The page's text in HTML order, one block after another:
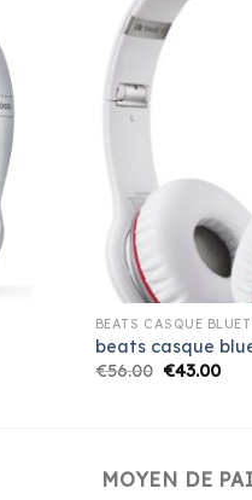
BEATS CASQUE
beats casque
€56.00 €43.00
MOYEN DE